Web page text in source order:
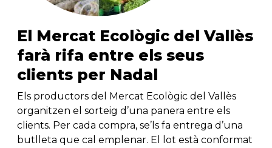
El Mercat Ecològic del Vallès
farà rifa entre els seus
clients per Nadal
Els productors del Mercat Ecològic del Vallès
organitzen el sorteig d’una panera entre els
clients. Per cada compra, se’ls fa entrega d’una
butlleta que cal emplenar. El lot està conformat